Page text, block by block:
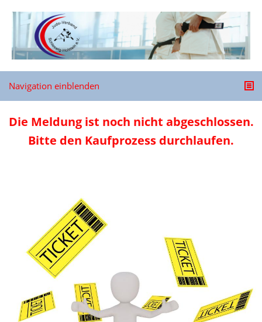
Navigation einblenden
Die Meldung ist noch nicht abgeschlossen.
Bitte den Kaufprozess durchlaufen.